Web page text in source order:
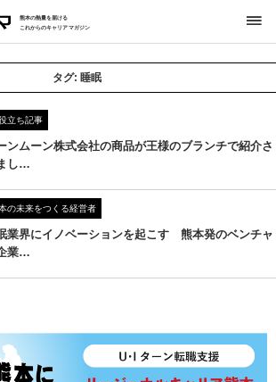
熊本の熱量を届ける
これからのキャリアマガジン
タグ: 睡眠
立ち記事
ンムーン株式会社の商品が王様のブランチで紹介さ
し…
の未来をつくる経営者
業界にイノベーションを起こす 熊本発のベンチャ
業…